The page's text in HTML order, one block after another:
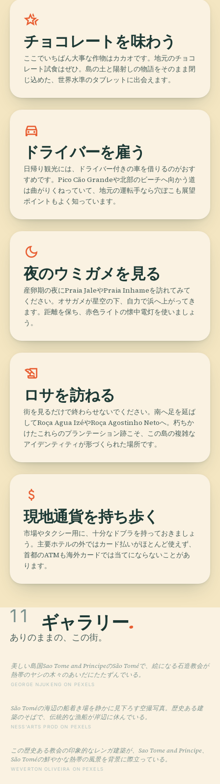
hotel_class
チョコレートを味わう
ここでいちばん大事な作物はカカオです。地元のチョコ
レート試食はぜひ。島の土と陽射しの物語をそのまま閉
じ込めた、世界水準のタブレットに出会えます。
directions_car
ドライバーを雇う
日帰り観光には、ドライバー付きの車を借りるのがおす
すめです。Pico Cão Grandeや北部のビーチへ向かう道
は曲がりくねっていて、地元の運転手なら穴ぼこも展望
ポイントもよく知っています。
dark_mode
夜のウミガメを見る
産卵期の夜にPraia JaleやPraia Inhameを訪れてみて
ください。オサガメが星空の下、自力で浜へ上がってき
ます。距離を保ち、赤色ライトの懐中電灯を使いましょ
う。
history_edu
ロサを訪ねる
街を見るだけで終わらせないでください。南へ足を延ば
してRoça Agua IzéやRoça Agostinho Netoへ。朽ちか
けたこれらのプランテーション跡こそ、この島の複雑な
アイデンティティが形づくられた場所です。
attach_money
現地通貨を持ち歩く
市場やタクシー用に、十分なドブラを持っておきましょ
う。主要ホテルの外ではカード払いがほとんど使えず、
首都のATMも海外カードでは当てにならないことがあ
ります。
11 ギャラリー.
ありのままの、この街。
美しい島国Sao Tome and PrincipeのSão Toméで、絵になる石造教会が
熱帯のヤシの木々のあいだにたたずんでいる。
GEORGE NJUKENG ON PEXELS
São Toméの海辺の船着き場を静かに見下ろす空撮写真。歴史ある建
築のそばで、伝統的な漁船が岸辺に休んでいる。
NESS'ARTS PROD ON PEXELS
この歴史ある教会の印象的なレンガ建築が、Sao Tome and Principe、
São Toméの鮮やかな熱帯の風景を背景に際立っている。
WEVERTON OLIVEIRA ON PEXELS